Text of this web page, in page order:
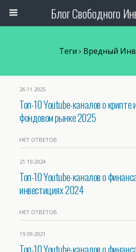
Блог Свободного
Теги › Вредный
26.11.2025
Топ-10 Youtube-каналов о крипте
фондовом рынке 2025
НЕТ ОТВЕТОВ
21.10.2024
Топ-10 Youtube-каналов о
инвестициях 2024
НЕТ ОТВЕТОВ
19.09.2021
Топ-10 Youtube-каналов о